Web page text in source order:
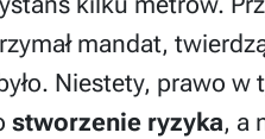
mandat,
Niestety, prawo w
stworzenie ryzyka, a